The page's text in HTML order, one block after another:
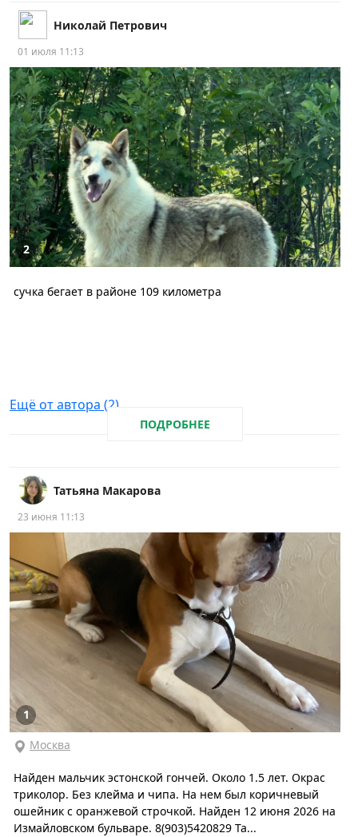
Николай Петрович
01 июля 11:13
2
сучка бегает в районе 109 километра
Ещё от автора (2)
ПОДРОБНЕЕ
Татьяна Макарова
23 июня 11:13
1
Москва
Найден мальчик эстонской гончей. Около 1.5 лет. Окрас
триколор. Без клейма и чипа. На нем был коричневый
ошейник с оранжевой строчкой. Найден 12 июня 2026 на
Измайловском бульваре. 8(903)5420829 Та...